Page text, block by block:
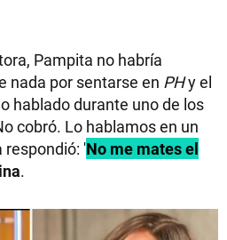
Pampita no habría
nada por sentarse en PHy el
hablado durante uno de los
cobró. Lo hablamos en un
respondió: 'No me mates el
.